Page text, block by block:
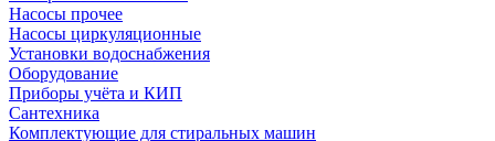
Насосы прочее
Насосы циркуляционные
Установки водоснабжения
Оборудование
Приборы учёта и КИП
Сантехника
Комплектующие для стиральных машин